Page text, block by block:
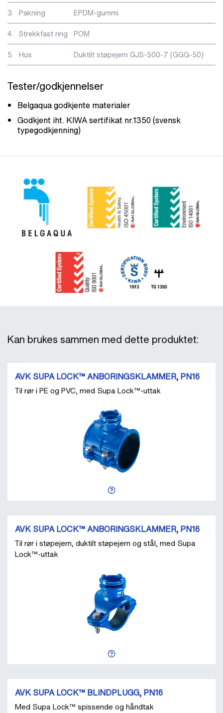
3. Pakning
EPDM-gummi
4.
Strekkfast ring
POM
5. Hus Duktilt støpejern GJS-500-7 (GGG-50)
Tester/godkjennelser
Belgaqua godkjente materialer
Godkjent iht. KIWA sertifikat nr.1350 (svensk
typegodkjenning)
Kan brukes sammen med dette produktet:
AVK SUPA LOCK™ ANBORINGSKLAMMER, PN16
Til rør i PE og PVC, med Supa Lock™-uttak
AVK SUPA LOCK™ ANBORINGSKLAMMER, PN16
Til rør i støpejern, duktilt støpejern og stål, med Supa
Lock™-uttak
AVK SUPA LOCK™ BLINDPLUGG, PN16
Med Supa Lock™ spissende og håndtak